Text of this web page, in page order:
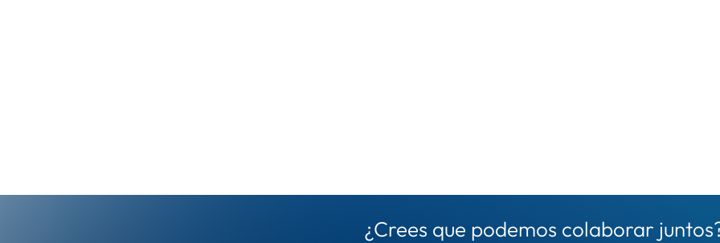
¿Crees que podemos colaborar